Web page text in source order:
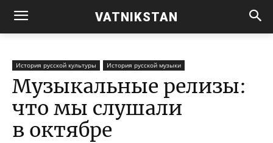
VATNIKSTAN
История русской культуры История русской музыки
Музыкальные релизы:
что мы слушали
в октябре